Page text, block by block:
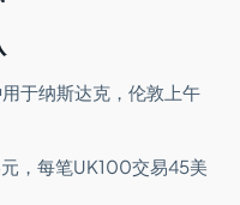
于纳斯达克，伦敦上午
，每笔UK100交易45美